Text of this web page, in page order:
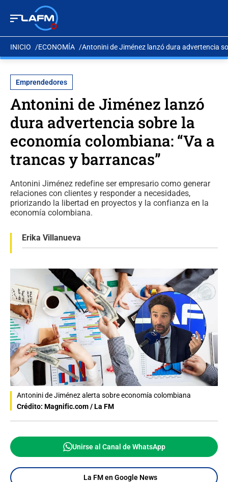
INICIO ECONOMÍA Antonini de Jiménez lanzó dura advertencia
Emprendedores
Antonini de Jiménez lanzó
dura advertencia sobre la
economía colombiana: “Va a
trancas y barrancas”
Antonini Jiménez redefine ser empresario como generar
relaciones con clientes y responder a necesidades,
priorizando la libertad en proyectos y la confianza en la
economía colombiana.
Erika Villanueva
Antonini de Jiménez alerta sobre economía colombiana
Crédito: Magnific.com / La FM
Unirse al Canal de WhatsApp
La FM en Google News